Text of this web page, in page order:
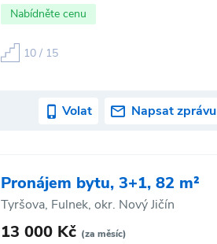
Nabídněte cenu
10 / 15
Volat Napsat zprávu
Pronájem bytu, 3+1, 82 m²
Tyršova, Fulnek, okr. Nový Jičín
13 000 Kč (za měsíc)